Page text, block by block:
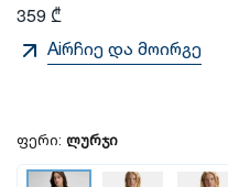
359 ₾
Aiრჩიე და მოირგე
ფერი: ლურჯი